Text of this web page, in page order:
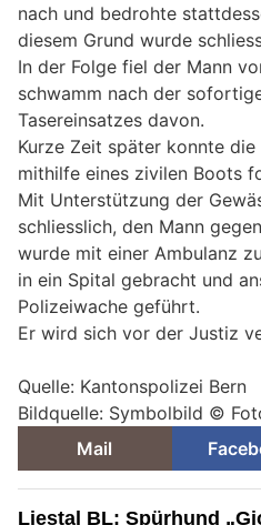
nach und bedrohte
diesem Grund wurde
In der Folge fiel der Mann
schwamm nach der
Tasereinsatzes davon.
Kurze Zeit später konnte
mithilfe eines zivilen Boots
Mit Unterstützung der
schliesslich, den Mann
wurde mit einer Ambulanz
in ein Spital gebracht und
Polizeiwache geführt.
Er wird sich vor der Justiz
Quelle: Kantonspolizei Bern
Bildquelle: Symbolbild ©
Mail
Liestal BL: Spürhund